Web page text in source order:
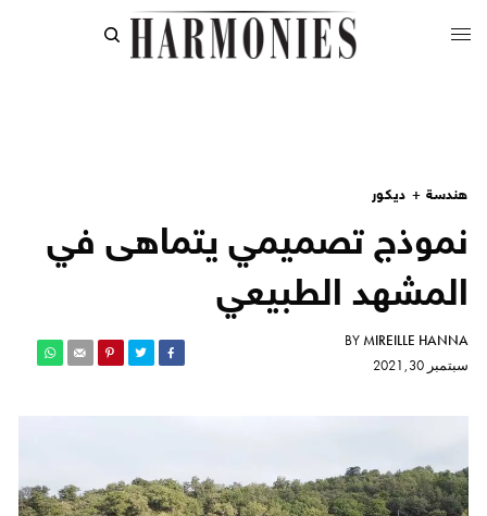
هندسة + ديكور
نموذج تصميمي يتماهى في
المشهد الطبيعي
BYMIREILLE HANNA
سبتمبر 30, 2021